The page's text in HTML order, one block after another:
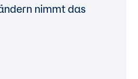
nimmt das